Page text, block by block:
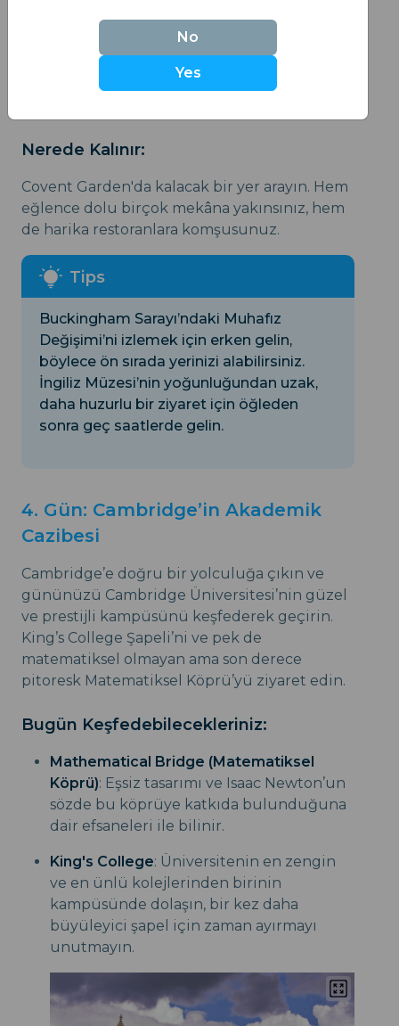
İngiliz Müzesi
: Rosetta Taşı ve Elgin
Mermerleri dahil binlerce önemli esere ev
Nerede Kalınır:
Covent Garden'da kalacak bir yer arayın. Hem
eğlence dolu birçok mekâna yakınsınız, hem
de harika restoranlara komşusunuz.
Buckingham Sarayı’ndaki Muhafız
Değişimi’ni izlemek için erken gelin,
böylece ön sırada yerinizi alabilirsiniz.
İngiliz Müzesi’nin yoğunluğundan uzak,
daha huzurlu bir ziyaret için öğleden
sonra geç saatlerde gelin.
4. Gün: Cambridge’in Akademik
Cazibesi
Cambridge’e doğru bir yolculuğa çıkın ve
gününüzü Cambridge Üniversitesi’nin güzel
ve prestijli kampüsünü keşfederek geçirin.
King’s College Şapeli’ni ve pek de
matematiksel olmayan ama son derece
pitoresk Matematiksel Köprü’yü ziyaret edin.
Bugün Keşfedebilecekleriniz:
Mathematical Bridge (Matematiksel
Köprü): Eşsiz tasarımı ve Isaac Newton’un
sözde bu köprüye katkıda bulunduğuna
dair efsaneleri ile bilinir.
King's College: Üniversitenin en zengin
ve en ünlü kolejlerinden birinin
kampüsünde dolaşın, bir kez daha
büyüleyici şapel için zaman ayırmayı
unutmayın.
No
Yes